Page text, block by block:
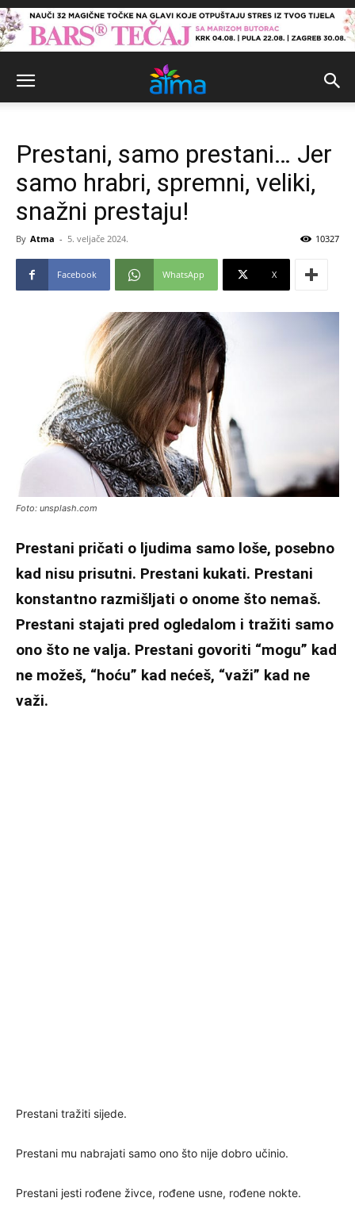
Prestani, samo prestani… Jer
samo hrabri, spremni, veliki,
snažni prestaju!
By Atma - 5. veljače 2024. 10327
Facebook WhatsApp X
Foto: unsplash.com
Prestani pričati o ljudima samo loše, posebno
kad nisu prisutni. Prestani kukati. Prestani
konstantno razmišljati o onome što nemaš.
Prestani stajati pred ogledalom i tražiti samo
ono što ne valja. Prestani govoriti “mogu” kad
ne možeš, “hoću” kad nećeš, “važi” kad ne
važi.
Prestani tražiti sijede.
Prestani mu nabrajati samo ono što nije dobro učinio.
Prestani jesti rođene živce, rođene usne, rođene nokte.